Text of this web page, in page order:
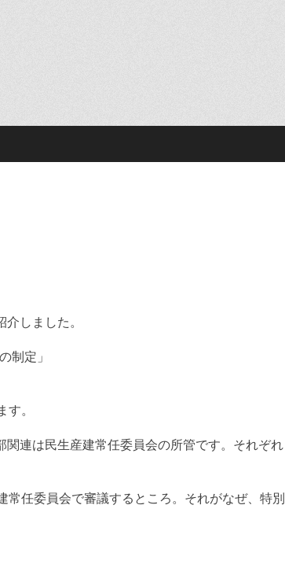
しました。
制定」
。
連は民生産建常任委員会の所管です。それぞれ
任委員会で審議するところ。それがなぜ、特別